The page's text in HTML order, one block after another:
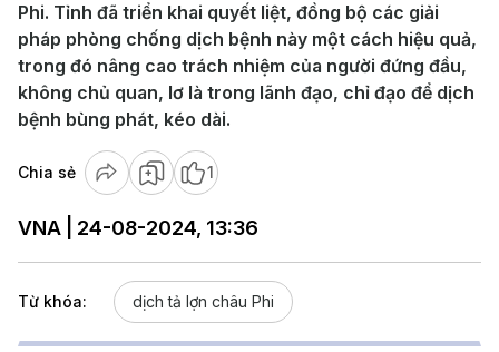
Phi. Tỉnh đã triển khai quyết liệt, đồng bộ các giải
pháp phòng chống dịch bệnh này một cách hiệu quả,
trong đó nâng cao trách nhiệm của người đứng đầu,
không chủ quan, lơ là trong lãnh đạo, chỉ đạo để dịch
bệnh bùng phát, kéo dài.
Chia sẻ 1
VNA | 24-08-2024, 13:36
Từ khóa: dịch tả lợn châu Phi